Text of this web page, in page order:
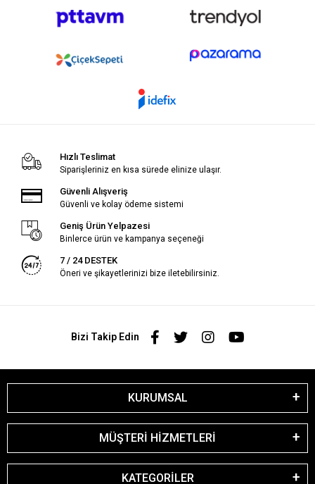
Hızlı Teslimat
Siparişleriniz en kısa sürede elinize ulaşır.
Güvenli Alışveriş
Güvenli ve kolay ödeme sistemi
Geniş Ürün Yelpazesi
Binlerce ürün ve kampanya seçeneği
7 / 24 DESTEK
Öneri ve şikayetlerinizi bize iletebilirsiniz.
Bizi Takip Edin
KURUMSAL
MÜŞTERİ HİZMETLERİ
KATEGORİLER